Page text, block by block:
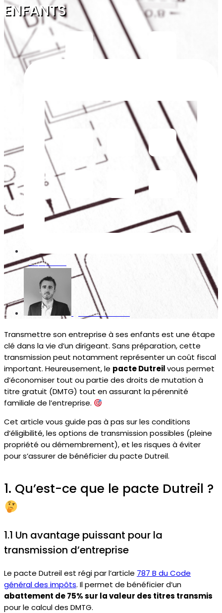
ENFANTS
25/11/2024
Thibault ZEGRE
Transmettre son entreprise à ses enfants est une étape
clé dans la vie d’un dirigeant. Sans préparation, cette
transmission peut notamment représenter un coût fiscal
important. Heureusement, le pacte Dutreilvous permet
d’économiser tout ou partie des droits de mutation à
titre gratuit (DMTG) tout en assurant la pérennité
familiale de l’entreprise.
Cet article vous guide pas à pas sur les conditions
d’éligibilité, les options de transmission possibles (pleine
propriété ou démembrement), et les risques à éviter
pour s’assurer de bénéficier du pacte Dutreil.
1. Qu’est-ce que le pacte Dutreil ?
1.1 Un avantage puissant pour la
transmission d’entreprise
Le pacte Dutreil est régi par l’article 787 B du Code
général des impôts. Il permet de bénéficier d’un
abattement de 75% sur la valeur des titres transmis
pour le calcul des DMTG.